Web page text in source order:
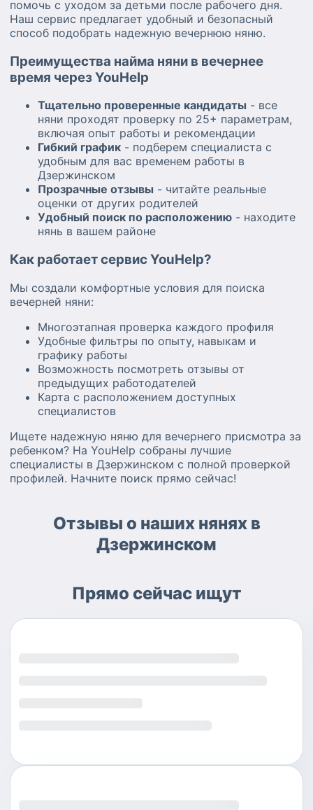
помочь с уходом за детьми после рабочего дня.
Наш сервис предлагает удобный и безопасный
способ подобрать надежную вечернюю няню.
Преимущества найма няни в вечернее
время через YouHelp
Тщательно проверенные кандидаты - все
няни проходят проверку по 25+ параметрам,
включая опыт работы и рекомендации
Гибкий график - подберем специалиста с
удобным для вас временем работы в
Дзержинском
Прозрачные отзывы - читайте реальные
оценки от других родителей
Удобный поиск по расположению - находите
нянь в вашем районе
Как работает сервис YouHelp?
Мы создали комфортные условия для поиска
вечерней няни:
Многоэтапная проверка каждого профиля
Удобные фильтры по опыту, навыкам и
графику работы
Возможность посмотреть отзывы от
предыдущих работодателей
Карта с расположением доступных
специалистов
Ищете надежную няню для вечернего присмотра за
ребенком? На YouHelp собраны лучшие
специалисты в Дзержинском с полной проверкой
профилей. Начните поиск прямо сейчас!
Отзывы о наших нянях в
Дзержинском
Прямо сейчас ищут